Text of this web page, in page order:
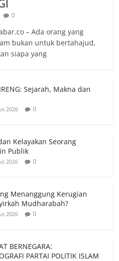
0
– Ada orang yang
bukan untuk bertahajud,
siapa yang
Sejarah, Makna dan
2026 0
Kelayakan Seorang
Publik
2026 0
Menanggung Kerugian
Mudharabah?
2026 0
BERNEGARA:
PARTAI POLITIK ISLAM